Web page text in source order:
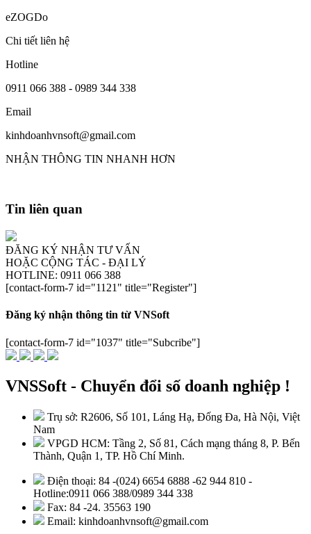
eZOGDo
Chi tiết liên hệ
Hotline
0911 066 388 - 0989 344 338
Email
kinhdoanhvnsoft@gmail.com
NHẬN THÔNG TIN NHANH HƠN
Tin liên quan
ĐĂNG KÝ NHẬN TƯ VẤN
HOẶC CỘNG TÁC - ĐẠI LÝ
HOTLINE: 0911 066 388
[contact-form-7 id="1121" title="Register"]
Đăng ký nhận thông tin từ VNSoft
[contact-form-7 id="1037" title="Subcribe"]
VNSSoft - Chuyển đổi số doanh nghiệp !
Trụ sở: R2606, Số 101, Láng Hạ, Đống Đa, Hà Nội, Việt
Nam
VPGD HCM: Tầng 2, Số 81, Cách mạng tháng 8, P. Bến
Thành, Quận 1, TP. Hồ Chí Minh.
Điện thoại: 84 -(024) 6654 6888 -62 944 810 -
Hotline:0911 066 388/0989 344 338
Fax: 84 -24. 35563 190
Email: kinhdoanhvnsoft@gmail.com